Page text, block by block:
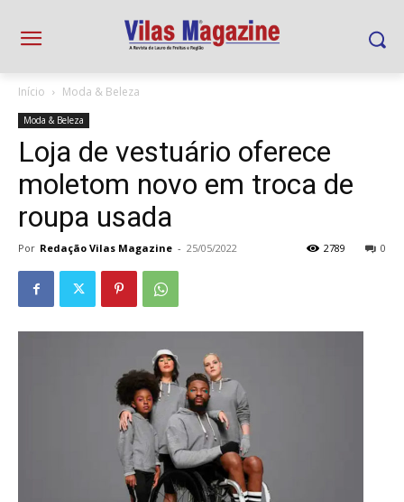
Início Moda & Beleza
Moda & Beleza
Loja de vestuário oferece
moletom novo em troca de
roupa usada
Por Redação Vilas Magazine - 25/05/2022 0
2789